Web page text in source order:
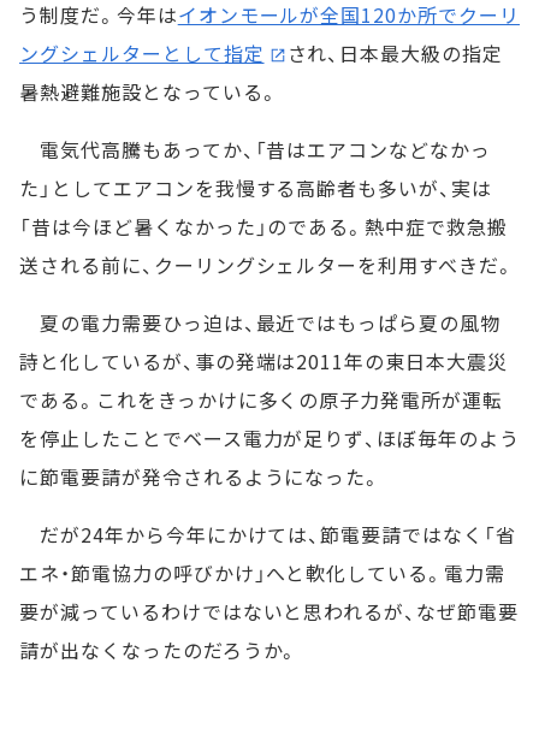
う制度だ。今年はイオンモールが全国120か所でクーリ
ングシェルターとして指定
され、日本最大級の指定
暑熱避難施設となっている。
電気代高騰もあってか、「昔はエアコンなどなかっ
た」としてエアコンを我慢する高齢者も多いが、実は
「昔は今ほど暑くなかった」のである。熱中症で救急搬
送される前に、クーリングシェルターを利用すべきだ。
夏の電力需要ひっ迫は、最近ではもっぱら夏の風物
詩と化しているが、事の発端は2011年の東日本大震災
である。これをきっかけに多くの原子力発電所が運転
を停止したことでベース電力が足りず、ほぼ毎年のよう
に節電要請が発令されるようになった。
だが24年から今年にかけては、節電要請ではなく「省
エネ・節電協力の呼びかけ」へと軟化している。電力需
要が減っているわけではないと思われるが、なぜ節電要
請が出なくなったのだろうか。